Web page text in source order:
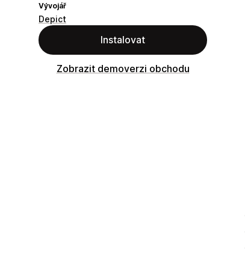
Vývojář
Depict
Instalovat
Zobrazit demoverzi obchodu